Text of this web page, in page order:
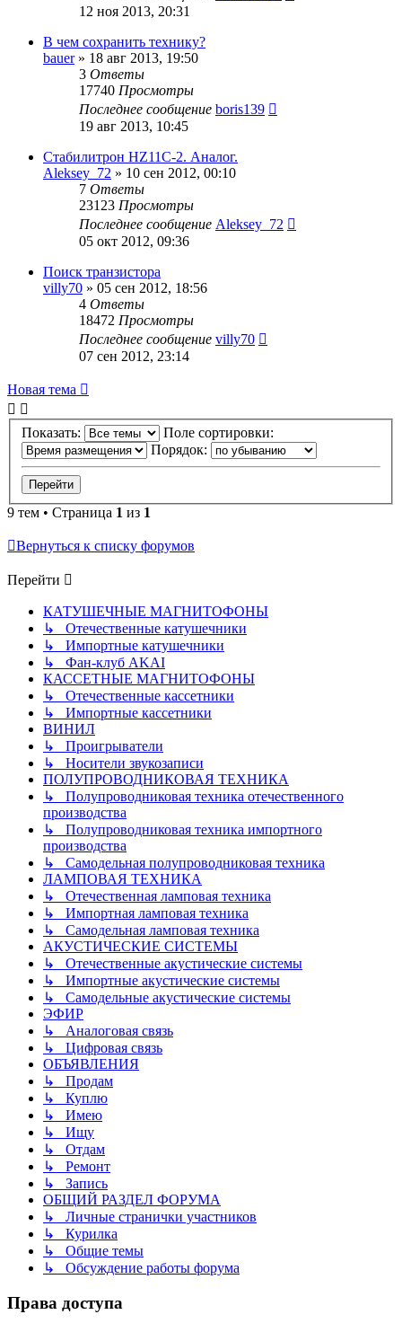
12 ноя 2013, 20:31
В чем сохранить технику?
bauer» 18 авг 2013, 19:50
3 Ответы
17740 Просмотры
Последнее сообщение boris139
19 авг 2013, 10:45
Стабилитрон HZ11C-2. Аналог.
Aleksey_72 » 10 сен 2012, 00:10
7 Ответы
23123 Просмотры
Последнее сообщение Aleksey_72
05 окт 2012, 09:36
Поиск транзистора
villy70 » 05 сен 2012, 18:56
4 Ответы
18472 Просмотры
Последнее сообщение villy70
07 сен 2012, 23:14
Новая тема
Показать:
Поле сортировки:
Порядок:
9 тем • Страница 1 из 1
Вернуться к списку форумов
Перейти
КАТУШЕЧНЫЕ МАГНИТОФОНЫ
↳ Отечественные катушечники
↳ Импортные катушечники
↳ Фан-клуб AKAI
КАССЕТНЫЕ МАГНИТОФОНЫ
↳ Отечественные кассетники
↳ Импортные кассетники
ВИНИЛ
↳ Проигрыватели
↳ Носители звукозаписи
ПОЛУПРОВОДНИКОВАЯ ТЕХНИКА
↳ Полупроводниковая техника отечественного
производства
↳ Полупроводниковая техника импортного
производства
↳ Самодельная полупроводниковая техника
ЛАМПОВАЯ ТЕХНИКА
↳ Отечественная ламповая техника
↳ Импортная ламповая техника
↳ Самодельная ламповая техника
АКУСТИЧЕСКИЕ СИСТЕМЫ
↳ Отечественные акустические системы
↳ Импортные акустические системы
↳ Самодельные акустические системы
ЭФИР
↳ Аналоговая связь
↳ Цифровая связь
ОБЪЯВЛЕНИЯ
↳ Продам
↳ Куплю
↳ Имею
↳ Ищу
↳ Отдам
↳ Ремонт
↳ Запись
ОБЩИЙ РАЗДЕЛ ФОРУМА
↳ Личные странички участников
↳ Курилка
↳ Общие темы
↳ Обсуждение работы форума
Права доступа